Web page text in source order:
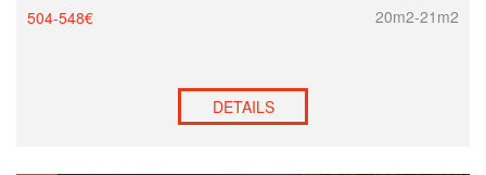
504-548€ 20m2-21m2
DETAILS